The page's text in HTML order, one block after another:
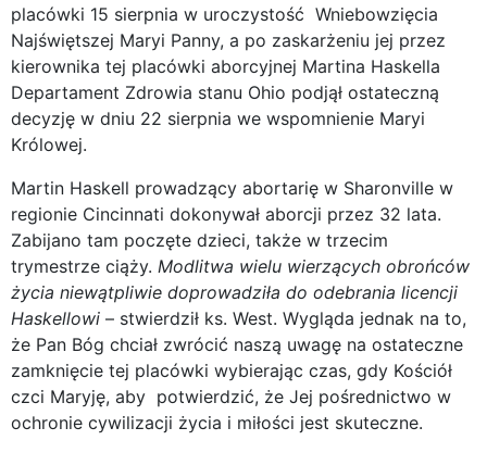
placówki 15 sierpnia w uroczystość Wniebowzięcia
Najświętszej Maryi Panny, a po zaskarżeniu jej przez
kierownika tej placówki aborcyjnej Martina Haskella
Departament Zdrowia stanu Ohio podjął ostateczną
decyzję w dniu 22 sierpnia we wspomnienie Maryi
Królowej.
Martin Haskell prowadzący abortarię w Sharonville w
regionie Cincinnati dokonywał aborcji przez 32 lata.
Zabijano tam poczęte dzieci, także w trzecim
trymestrze ciąży. Modlitwa wielu wierzących obrońców
życia niewątpliwie doprowadziła do odebrania licencji
Haskellowi – stwierdził ks. West. Wygląda jednak na to,
że Pan Bóg chciał zwrócić naszą uwagę na ostateczne
zamknięcie tej placówki wybierając czas, gdy Kościół
czci Maryję, aby potwierdzić, że Jej pośrednictwo w
ochronie cywilizacji życia i miłości jest skuteczne.